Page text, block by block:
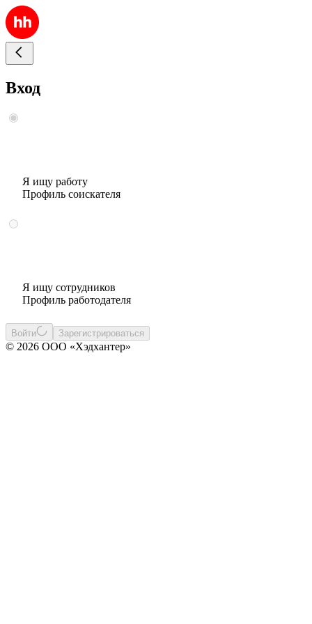
Вход
Я ищу работу
Профиль соискателя
Я ищу сотрудников
Профиль работодателя
Войти Зарегистрироваться
© 2026 ООО «Хэдхантер»